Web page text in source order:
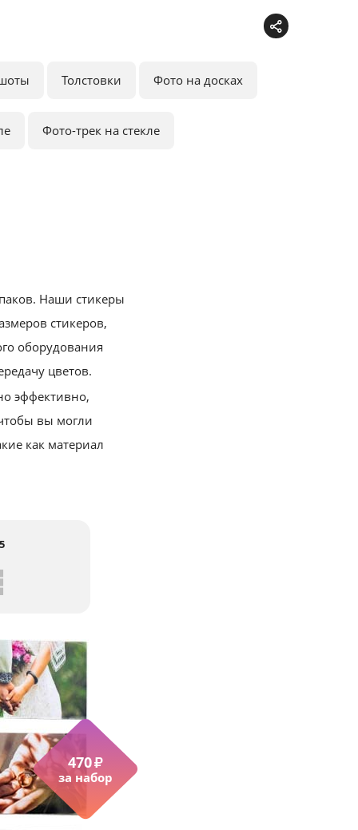
Толстовки Фото на досках
Фото-трек на стекле
Наши стикеры
стикеров,
оборудования
цветов.
эффективно,
вы могли
как материал
470₽
за набор